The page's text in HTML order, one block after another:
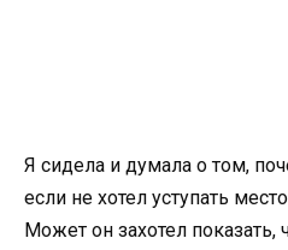
Я сидела и думала о том,
если не хотел уступать
Может он захотел показать,